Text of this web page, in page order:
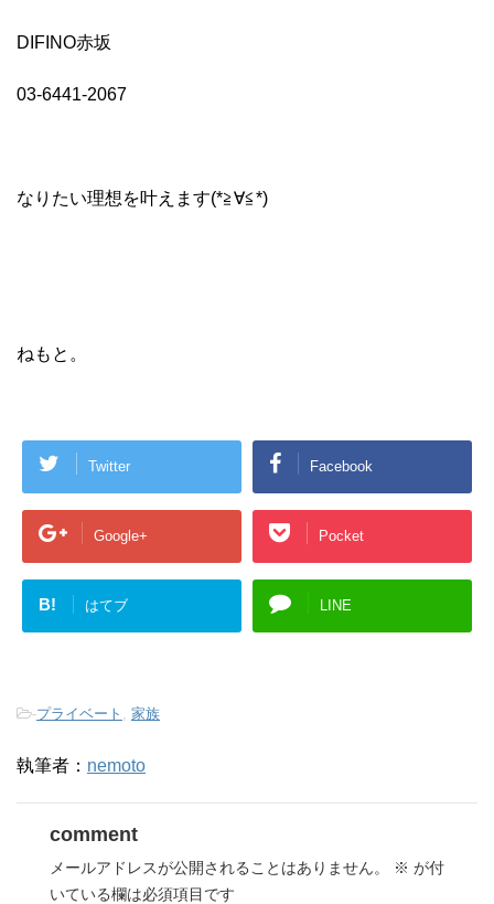
DIFINO赤坂
03-6441-2067
なりたい理想を叶えます(*≧∀≦*)
ねもと。
Twitter Facebook
Google+ Pocket
B! はてブ LINE
-プライベート 家族
執筆者： nemoto
comment
メールアドレスが公開されることはありません。 ※ が付
いている欄は必須項目です